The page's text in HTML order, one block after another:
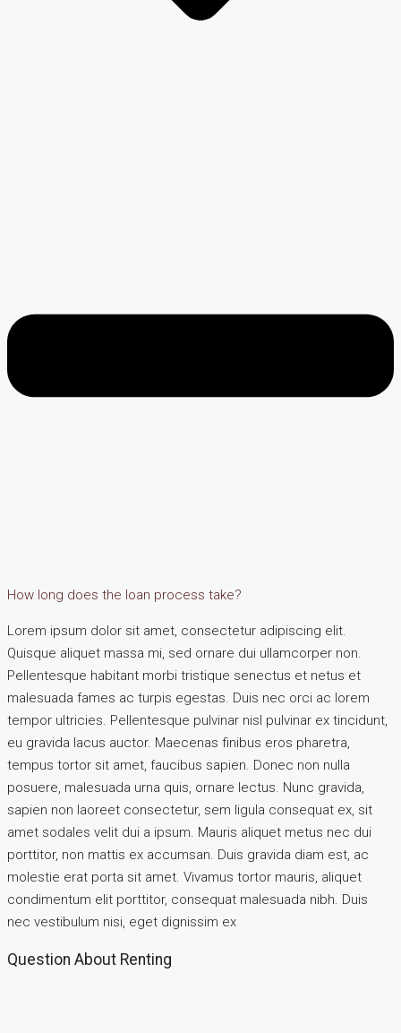
How long does the loan process take?
Lorem ipsum dolor sit amet, consectetur adipiscing elit.
Quisque aliquet massa mi, sed ornare dui ullamcorper non.
Pellentesque habitant morbi tristique senectus et netus et
malesuada fames ac turpis egestas. Duis nec orci ac lorem
tempor ultricies. Pellentesque pulvinar nisl pulvinar ex tincidunt,
eu gravida lacus auctor. Maecenas finibus eros pharetra,
tempus tortor sit amet, faucibus sapien. Donec non nulla
posuere, malesuada urna quis, ornare lectus. Nunc gravida,
sapien non laoreet consectetur, sem ligula consequat ex, sit
amet sodales velit dui a ipsum. Mauris aliquet metus nec dui
porttitor, non mattis ex accumsan. Duis gravida diam est, ac
molestie erat porta sit amet. Vivamus tortor mauris, aliquet
condimentum elit porttitor, consequat malesuada nibh. Duis
nec vestibulum nisi, eget dignissim ex
Question About Renting